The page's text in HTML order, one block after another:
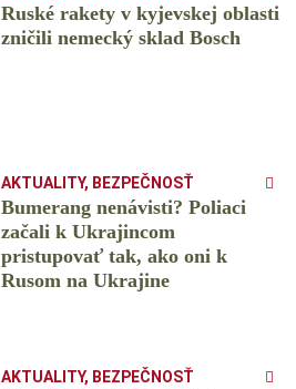
Ruské rakety v kyjevskej oblasti
zničili nemecký sklad Bosch
AKTUALITY, BEZPEČNOSŤ
Bumerang nenávisti? Poliaci
začali k Ukrajincom
pristupovať tak, ako oni k
Rusom na Ukrajine
AKTUALITY, BEZPEČNOSŤ